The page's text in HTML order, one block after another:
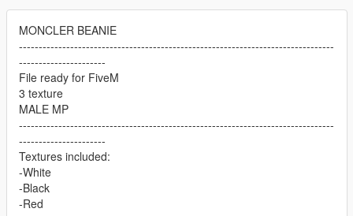
MONCLER BEANIE
--------------------------------------------------------------------------------
----------------------
File ready for FiveM
3 texture
MALE MP
--------------------------------------------------------------------------------
----------------------
Textures included:
-White
-Black
-Red